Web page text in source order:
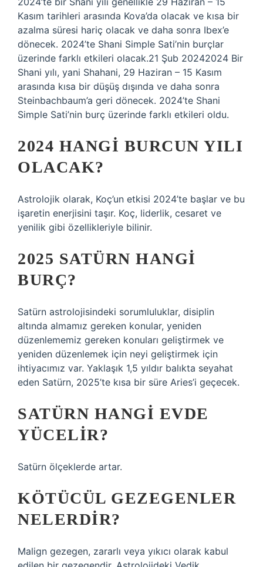
Kasım tarihleri ​​arasında Kova’da olacak ve kısa bir
azalma süresi hariç olacak ve daha sonra Ibex’e
dönecek. 2024’te Shani Simple Sati’nin burçlar
üzerinde farklı etkileri olacak.21 Şub 20242024 Bir
Shani yılı, yani Shahani, 29 Haziran – 15 Kasım
arasında kısa bir düşüş dışında ve daha sonra
Steinbachbaum’a geri dönecek. 2024’te Shani
Simple Sati’nin burç üzerinde farklı etkileri oldu.
2024 HANGI BURCUN YILI
OLACAK?
Astrolojik olarak, Koç’un etkisi 2024’te başlar ve bu
işaretin enerjisini taşır. Koç, liderlik, cesaret ve
yenilik gibi özellikleriyle bilinir.
2025 SATÜRN HANGI
BURÇ?
Satürn astrolojisindeki sorumluluklar, disiplin
altında almamız gereken konular, yeniden
düzenlememiz gereken konuları geliştirmek ve
yeniden düzenlemek için neyi geliştirmek için
ihtiyacımız var. Yaklaşık 1,5 yıldır balıkta seyahat
eden Satürn, 2025’te kısa bir süre Aries’i geçecek.
SATÜRN HANGI EVDE
YÜCELIR?
Satürn ölçeklerde artar.
KÖTÜCÜL GEZEGENLER
NELERDIR?
Malign gezegen, zararlı veya yıkıcı olarak kabul